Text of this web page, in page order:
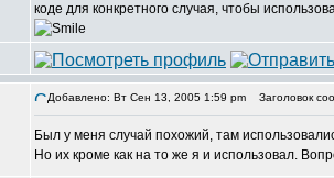
коде для конкретного случая, чтобы
Добавлено: Вт Сен 13, 2005 1:59 pm Заголовок
Был у меня случай похожий, там
Но их кроме как на то же я и использовал.